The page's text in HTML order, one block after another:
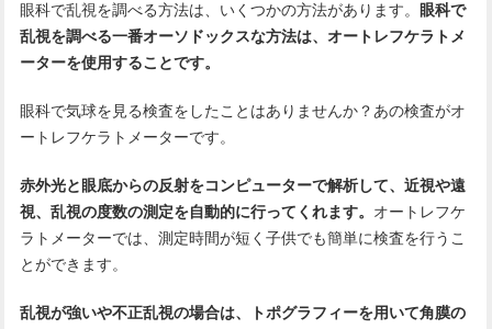
眼科で乱視を調べる方法は、いくつかの方法があります。
眼科で
乱視を調べる一番オーソドックスな方法は、オートレフケラトメ
ーターを使用することです。
眼科で気球を見る検査をしたことはありませんか？あの検査がオ
ートレフケラトメーターです。
赤外光と眼底からの反射をコンピューターで解析して、近視や遠
視、乱視の度数の測定を自動的に行ってくれます。 オートレフケ
ラトメーターでは、測定時間が短く子供でも簡単に検査を行うこ
とができます。
乱視が強いや不正乱視の場合は、トポグラフィーを用いて角膜の